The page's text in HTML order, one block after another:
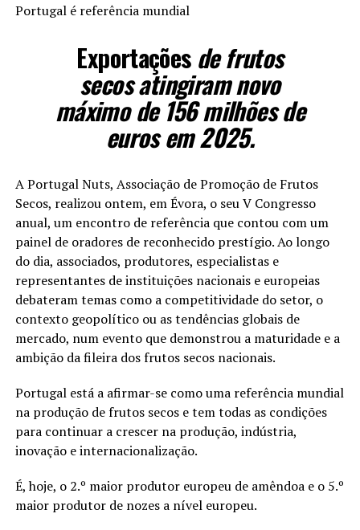
Portugal é referência mundial
Exportaçõesde frutos
secos atingiram novo
máximo de 156 milhões de
euros em 2025.
A Portugal Nuts, Associação de Promoção de Frutos
Secos, realizou ontem, em Évora, o seu V Congresso
anual, um encontro de referência que contou com um
painel de oradores de reconhecido prestígio. Ao longo
do dia, associados, produtores, especialistas e
representantes de instituições nacionais e europeias
debateram temas como a competitividade do setor, o
contexto geopolítico ou as tendências globais de
mercado, num evento que demonstrou a maturidade e a
ambição da fileira dos frutos secos nacionais.
Portugal está a afirmar-se como uma referência mundial
na produção de frutos secos e tem todas as condições
para continuar a crescer na produção, indústria,
inovação e internacionalização.
É, hoje, o 2.º maior produtor europeu de amêndoa e o 5.º
maior produtor de nozes a nível europeu.